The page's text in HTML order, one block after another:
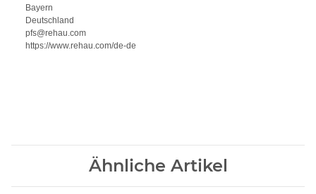
Bayern
Deutschland
pfs@rehau.com
https://www.rehau.com/de-de
Ähnliche Artikel